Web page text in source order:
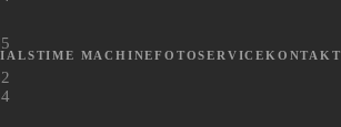
TIME MACHINEFOTOSERVICEKONTAKT